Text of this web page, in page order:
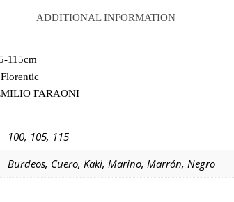
ADDITIONAL INFORMATION
115cm
FARAONI
100, 105, 115
Burdeos, Cuero, Kaki, Marino, Marrón, Negro